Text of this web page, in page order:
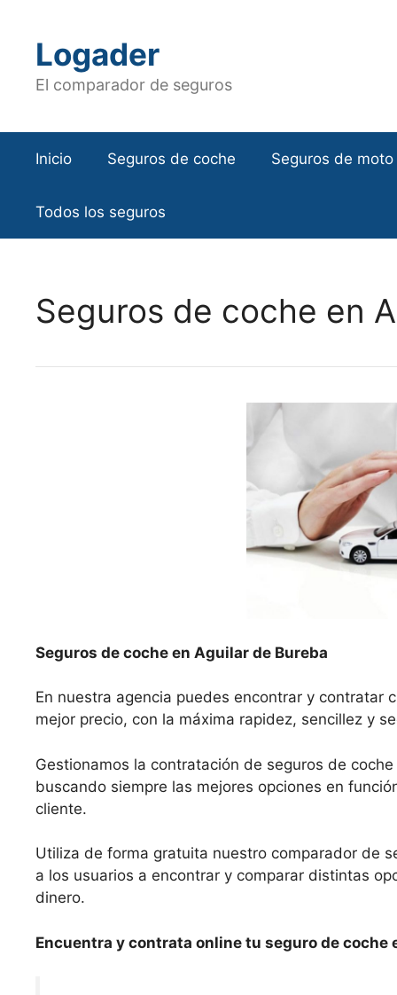
contenidoLogader
El comparador de seguros
Inicio Seguros de coche Seguros de moto
Todos los seguros
Seguros de coche en
Seguros de coche en Aguilar de Bureba
En nuestra agencia puedes encontrar y contratar
mejor precio, con la máxima rapidez, sencillez y
Gestionamos la contratación de seguros de
buscando siempre las mejores opciones en
cliente.
Utiliza de forma gratuita nuestro comparador de
a los usuarios a encontrar y comparar distintas
dinero.
Encuentra y contrata online tu seguro de coche